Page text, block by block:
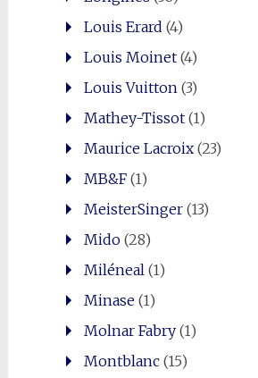
Louis Erard (4)
Louis Moinet(4)
Louis Vuitton(3)
Mathey-Tissot(1)
Maurice Lacroix(23)
MB&F(1)
MeisterSinger(13)
Mido(28)
Miléneal(1)
Minase(1)
Molnar Fabry(1)
Montblanc(15)